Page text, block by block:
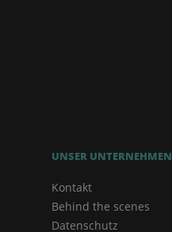
UNSER UNTERNEHMEN
Kontakt
Behind the scenes
Datenschutz